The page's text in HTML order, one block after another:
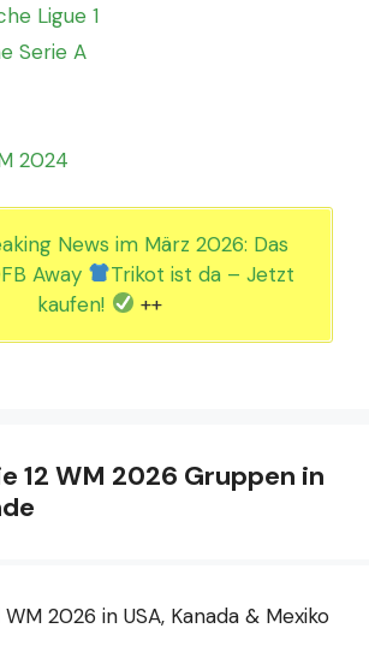
Ligue 1
Serie A
2024
News im März 2026: Das
Away
Trikot ist da – Jetzt
kaufen!
++
12 WM 2026 Gruppen in